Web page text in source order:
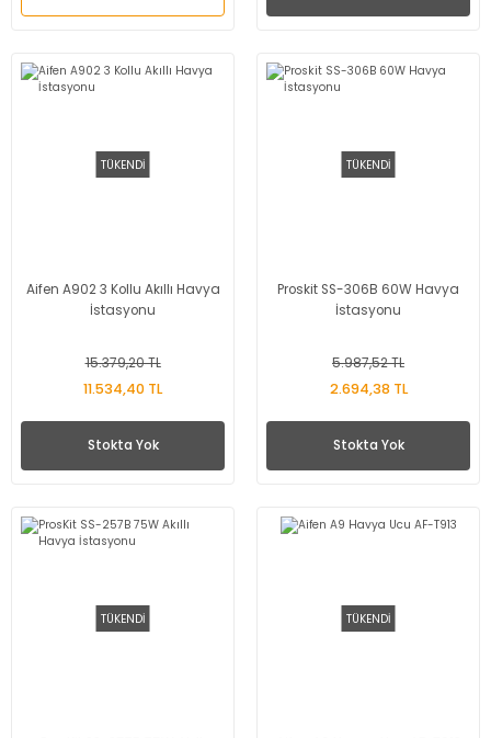
TÜKENDİ
Aifen A902 3 Kollu Akıllı Havya
İstasyonu
15.379,20 TL
11.534,40 TL
Stokta Yok
TÜKENDİ
Proskit SS-306B 60W Havya
İstasyonu
5.987,52 TL
2.694,38 TL
Stokta Yok
TÜKENDİ TÜKENDİ